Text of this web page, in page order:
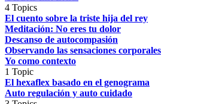
4 Topics
El cuento sobre la triste hija del rey
Meditación: No eres tu dolor
Descanso de autocompasión
Observando las sensaciones corporales
Yo como contexto
1 Topic
El hexaflex basado en el genograma
Auto regulación y auto cuidado